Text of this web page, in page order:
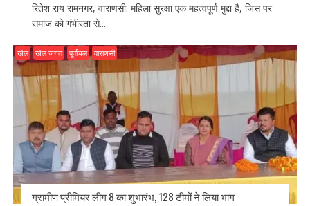
रितेश राय रामनगर, वाराणसी: महिला सुरक्षा एक महत्वपूर्ण मुद्दा है, जिस पर
समाज को गंभीरता से...
खेल खेल जगत पूर्वांचल वाराणसी
ग्रामीण प्रीमियर लीग 8 का शुभारंभ, 128 टीमों ने लिया भाग